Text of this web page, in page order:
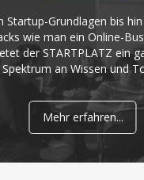
Startup-Grundlagen bis
wie man ein Online-
der STARTPLATZ ein
Spektrum an Wissen und
Mehr erfahren...